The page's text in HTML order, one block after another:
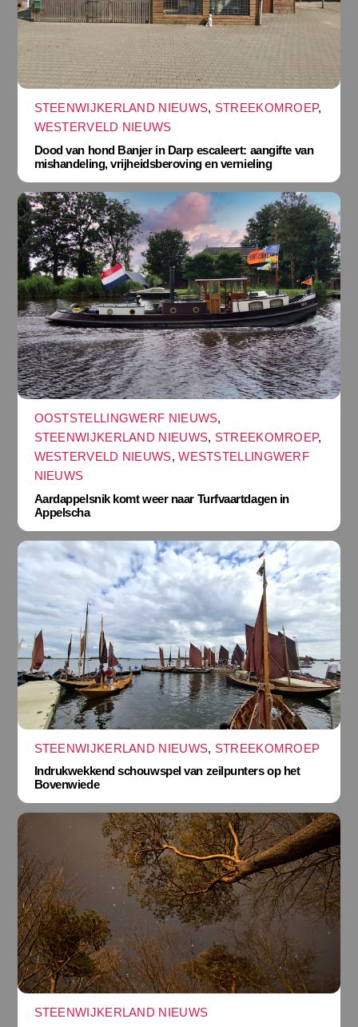
STEENWIJKERLAND NIEUWS, STREEKOMROEP,
WESTERVELD NIEUWS
Dood van hond Banjer in Darp escaleert: aangifte van
mishandeling, vrijheidsberoving en vernieling
OOSTSTELLINGWERF NIEUWS,
STEENWIJKERLAND NIEUWS, STREEKOMROEP,
WESTERVELD NIEUWS,WESTSTELLINGWERF
NIEUWS
Aardappelsnik komt weer naar Turfvaartdagen in
Appelscha
STEENWIJKERLAND NIEUWS, STREEKOMROEP
Indrukwekkend schouwspel van zeilpunters op het
Bovenwiede
STEENWIJKERLAND NIEUWS